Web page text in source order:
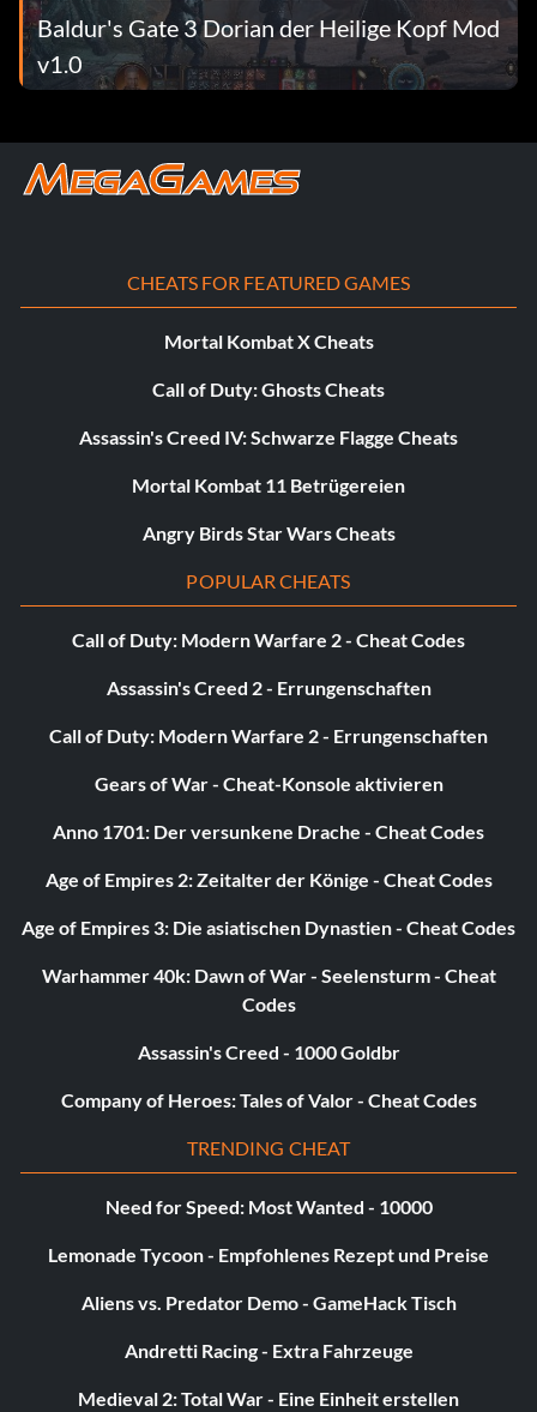
Baldur's Gate 3 Dorian der Heilige Kopf Mod
v1.0
CHEATS FOR FEATURED GAMES
Mortal Kombat X Cheats
Call of Duty: Ghosts Cheats
Assassin's Creed IV: Schwarze Flagge Cheats
Mortal Kombat 11 Betrügereien
Angry Birds Star Wars Cheats
POPULAR CHEATS
Call of Duty: Modern Warfare 2 - Cheat Codes
Assassin's Creed 2 - Errungenschaften
Call of Duty: Modern Warfare 2 - Errungenschaften
Gears of War - Cheat-Konsole aktivieren
Anno 1701: Der versunkene Drache - Cheat Codes
Age of Empires 2: Zeitalter der Könige - Cheat Codes
Age of Empires 3: Die asiatischen Dynastien - Cheat Codes
Warhammer 40k: Dawn of War - Seelensturm - Cheat
Codes
Assassin's Creed - 1000 Goldbr
Company of Heroes: Tales of Valor - Cheat Codes
TRENDING CHEAT
Need for Speed: Most Wanted - 10000
Lemonade Tycoon - Empfohlenes Rezept und Preise
Aliens vs. Predator Demo - GameHack Tisch
Andretti Racing - Extra Fahrzeuge
Medieval 2: Total War - Eine Einheit erstellen